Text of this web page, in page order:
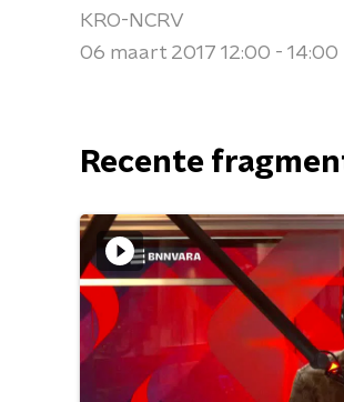
KRO-NCRV
06 maart 2017 12:00 - 14:00
Recente